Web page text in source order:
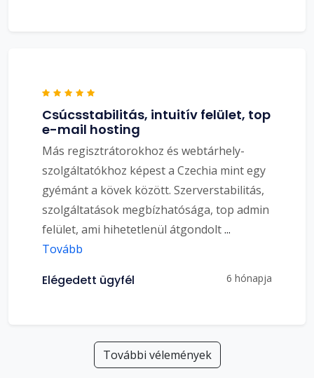
Csúcsstabilitás, intuitív felület, top
e-mail hosting
Más regisztrátorokhoz és webtárhely-
szolgáltatókhoz képest a Czechia mint egy
gyémánt a kövek között. Szerverstabilitás,
szolgáltatások megbízhatósága, top admin
felület, ami hihetetlenül átgondolt...
Tovább
Elégedett ügyfél 6 hónapja
További vélemények